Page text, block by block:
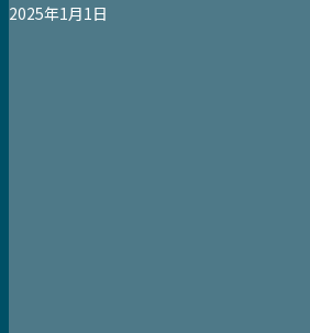
2025年1月1日